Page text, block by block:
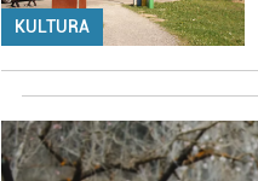
KULTURA